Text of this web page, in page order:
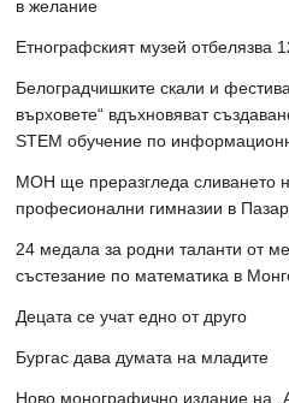
в желание
Етнографският музей отбелязва
Белоградчишките скали и
върховете“ вдъхновяват
STEM обучение по
МОН ще преразгледа сливането
професионални гимназии в
24 медала за родни таланти от
състезание по математика в
Децата се учат едно от друго
Бургас дава думата на младите
Ново монографично издание на